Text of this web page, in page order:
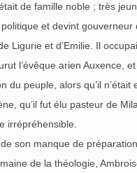
de famille noble ; très
et devint gouverneur
Ligurie et d’Emilie. Il
l’évêque arien Auxence, et
du peuple, alors qu’il n’était
qu’il fut élu pasteur de
irrépréhensible.
son manque de
de la théologie,